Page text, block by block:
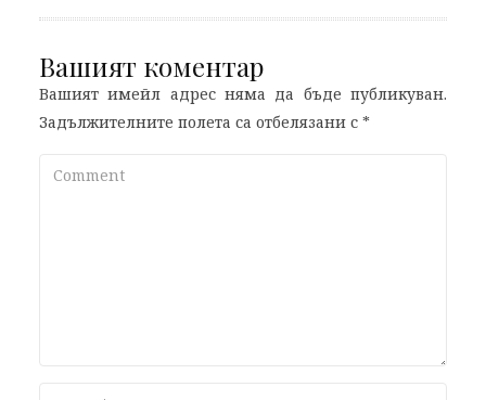
Вашият коментар
Вашият имейл адрес няма да бъде публикуван.
Задължителните полета са отбелязани с *
Comment
Name